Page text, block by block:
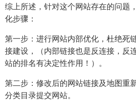
综上所述，针对这个网站存在的问题
化步骤：
第一步：进行网站内部优化，杜绝死
接建设，（内部链接也是反连接，反
站的排名有决定性作用！）。
第二步：修改后的网站链接及地图重
分类目录提交网站。